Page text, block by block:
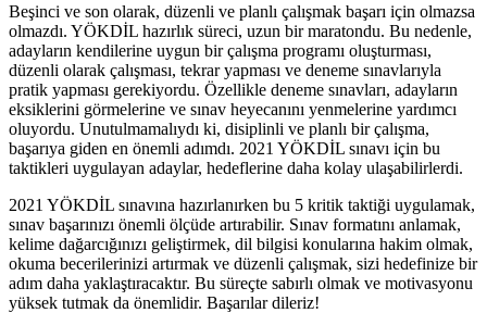
Beşinci ve son olarak, düzenli ve planlı çalışmak başarı için olmazsa
olmazdı. YÖKDİL hazırlık süreci, uzun bir maratondu. Bu nedenle,
adayların kendilerine uygun bir çalışma programı oluşturması,
düzenli olarak çalışması, tekrar yapması ve deneme sınavlarıyla
pratik yapması gerekiyordu. Özellikle deneme sınavları, adayların
eksiklerini görmelerine ve sınav heyecanını yenmelerine yardımcı
oluyordu. Unutulmamalıydı ki, disiplinli ve planlı bir çalışma,
başarıya giden en önemli adımdı. 2021 YÖKDİL sınavı için bu
taktikleri uygulayan adaylar, hedeflerine daha kolay ulaşabilirlerdi.
2021 YÖKDİL sınavına hazırlanırken bu 5 kritik taktiği uygulamak,
sınav başarınızı önemli ölçüde artırabilir. Sınav formatını anlamak,
kelime dağarcığınızı geliştirmek, dil bilgisi konularına hakim olmak,
okuma becerilerinizi artırmak ve düzenli çalışmak, sizi hedefinize bir
adım daha yaklaştıracaktır. Bu süreçte sabırlı olmak ve motivasyonu
yüksek tutmak da önemlidir. Başarılar dileriz!